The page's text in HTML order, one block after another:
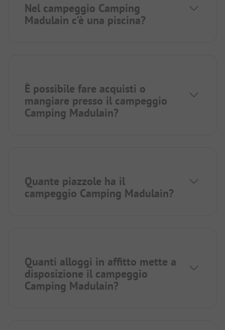
Nel campeggio Camping
Madulain c’è una piscina?
È possibile fare acquisti o
mangiare presso il campeggio
Camping Madulain?
Quante piazzole ha il
campeggio Camping Madulain?
Quanti alloggi in affitto mette a
disposizione il campeggio
Camping Madulain?